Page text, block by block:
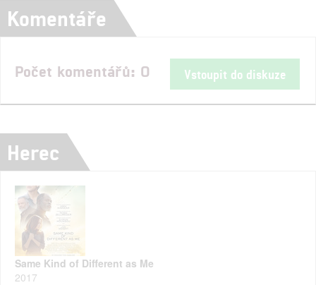
Komentáře
Počet komentářů: 0 Vstoupit do diskuze
Herec
Same Kind of Different as Me
2017